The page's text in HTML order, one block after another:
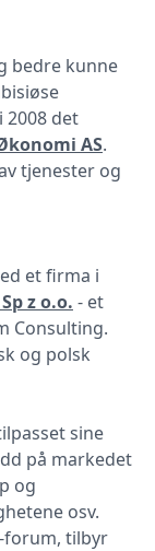
bedre kunne
2008 det
AS.
tjenester og
et firma i
z o.o. - et
Consulting.
og polsk
sine
på markedet
og
osv.
forum, tilbyr